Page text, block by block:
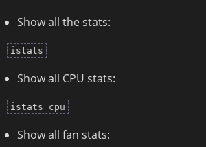
Show all the stats:
istats
Show all CPU stats:
istats cpu
Show all fan stats: